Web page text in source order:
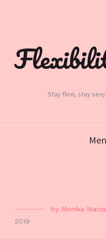
Stay flexi, stay
by Monika
2019